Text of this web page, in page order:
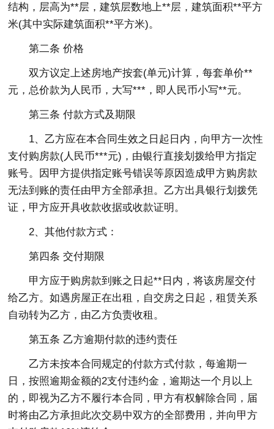
结构，层高为**层，建筑层数地上**层，建筑面积**平方
米(其中实际建筑面积**平方米)。
第二条 价格
双方议定上述房地产按套(单元)计算，每套单价**
元，总价款为人民币，大写***，即人民币小写**元。
第三条 付款方式及期限
1、乙方应在本合同生效之日起日内，向甲方一次性
支付购房款(人民币***元)，由银行直接划拨给甲方指定
账号。因甲方提供指定账号错误等原因造成甲方购房款
无法到账的责任由甲方全部承担。乙方出具银行划拨凭
证，甲方应开具收款收据或收款证明。
2、其他付款方式：
第四条 交付期限
甲方应于购房款到账之日起**日内，将该房屋交付
给乙方。如遇房屋正在出租，自交房之日起，租赁关系
自动转为乙方，由乙方负责收租。
第五条 乙方逾期付款的违约责任
乙方未按本合同规定的付款方式付款，每逾期一
日，按照逾期金额的2支付违约金，逾期达一个月以上
的，即视为乙方不履行本合同，甲方有权解除合同，届
时将由乙方承担此次交易中双方的全部费用，并向甲方